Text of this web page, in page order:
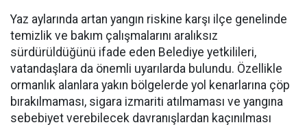
Yaz aylarında artan yangın riskine karşı ilçe genelinde
temizlik ve bakım çalışmalarını aralıksız
sürdürüldüğünü ifade eden Belediye yetkilileri,
vatandaşlara da önemli uyarılarda bulundu. Özellikle
ormanlık alanlara yakın bölgelerde yol kenarlarına çöp
bırakılmaması, sigara izmariti atılmaması ve yangına
sebebiyet verebilecek davranışlardan kaçınılması